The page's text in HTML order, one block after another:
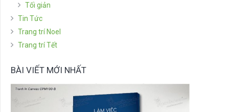
Tối giản
Tin Tức
Trang trí Noel
Trang trí Tết
BÀI VIẾT MỚI NHẤT